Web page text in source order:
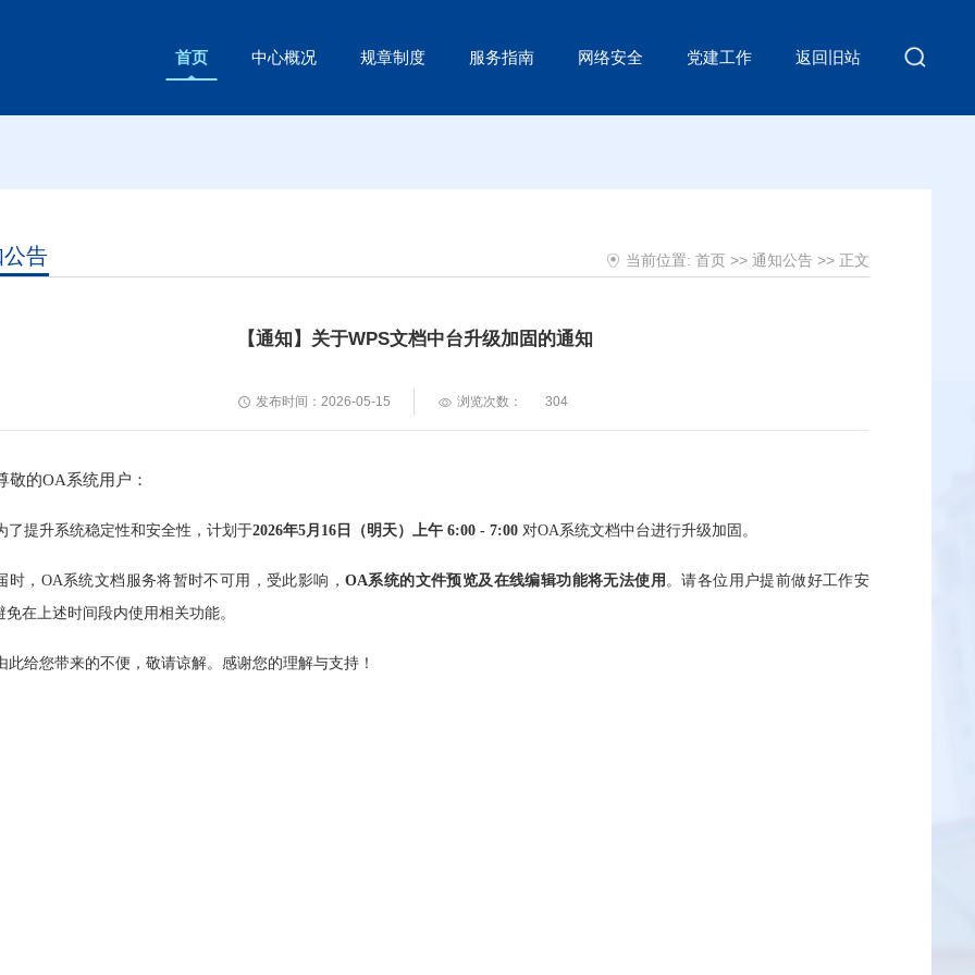
首页 中心概况 规章制度 服务指南 网络安全 党建工作 返回旧站
告 当前位置: 首页 >> 通知公告>> 正文
【通知】关于WPS文档中台升级加固的通知
发布时间：2026-05-15 浏览次数： 304
敬的OA系统用户：
了提升系统稳定性和安全性，计划于2026年5月16日（明天）上午 6:00 - 7:00 对OA系统文档中台进行升级加固。
时，OA系统文档服务将暂时不可用，受此影响，OA系统的文件预览及在线编辑功能将无法使用 。请各位用户提前做好工作安
免在上述时间段内使用相关功能。
此给您带来的不便，敬请谅解。感谢您的理解与支持！